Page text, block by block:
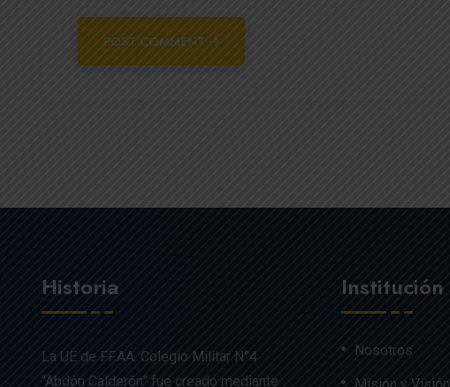
POST COMMENT
Historia
La UE de FF.AA. Colegio Militar N°4
“Abdón Calderón” fue creado mediante
Institución
Nosotros